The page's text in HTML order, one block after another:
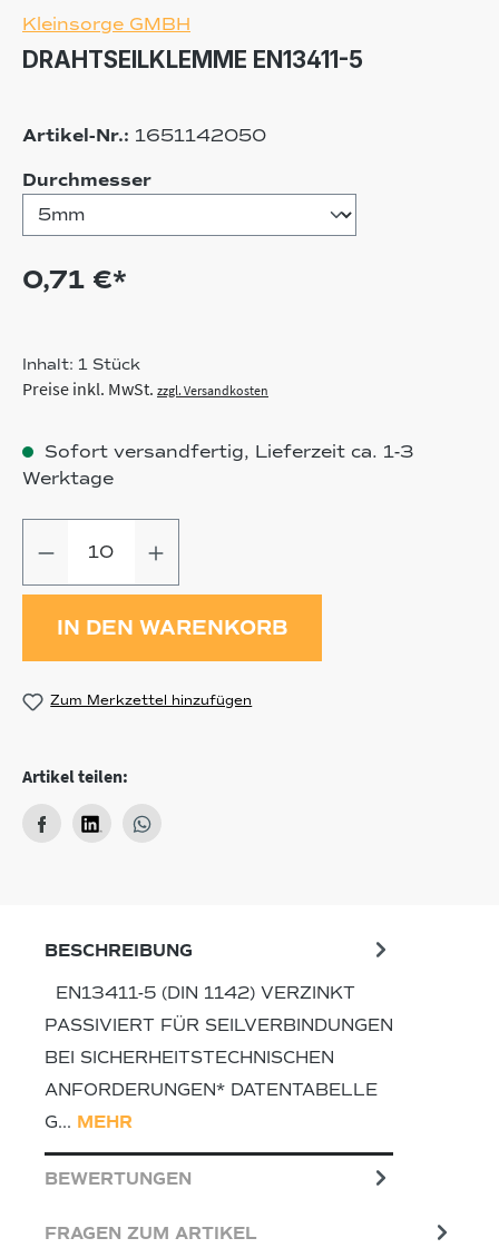
Kleinsorge GMBH
DRAHTSEILKLEMME EN13411-5
Artikel-Nr.: 1651142050
Durchmesserauswählen
0,71 €*
Inhalt: 1 Stück
Preise inkl. MwSt. zzgl. Versandkosten
Sofort versandfertig, Lieferzeit ca. 1-3
Werktage
IN DEN WARENKORB
Zum Merkzettel hinzufügen
Artikel teilen:
BESCHREIBUNG
EN13411-5 (DIN 1142) VERZINKT
PASSIVIERT FÜR SEILVERBINDUNGEN
BEI SICHERHEITSTECHNISCHEN
ANFORDERUNGEN* DATENTABELLE
G… MEHR
BEWERTUNGEN
FRAGEN ZUM ARTIKEL